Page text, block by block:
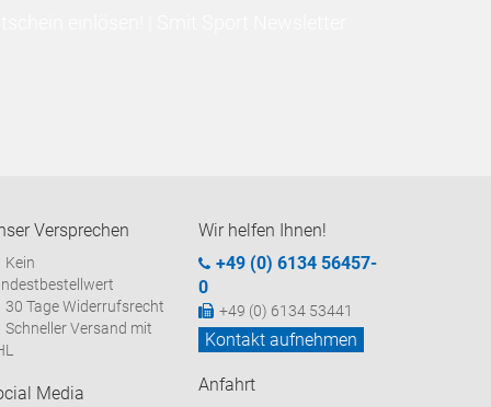
Versprechen
Kein
30 Tage Widerrufsrecht
Schneller Versand mit
Media
Wir helfen Ihnen!
+49 (0) 6134 56457-
0
+49 (0) 6134 53441
Kontakt aufnehmen
Anfahrt